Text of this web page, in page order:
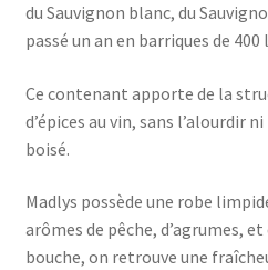
du Sauvignon blanc, du
passé un an en barriques de 400
Ce contenant apporte de la
d’épices au vin, sans l’alourdir
boisé.
Madlys possède une robe
arômes de pêche, d’agrumes,
bouche, on retrouve une